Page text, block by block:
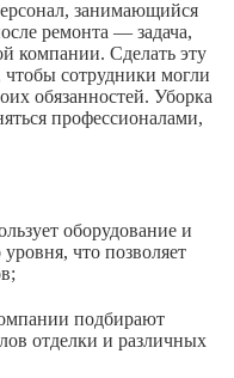
занимающийся
ремонта — задача,
компании. Сделать эту
сотрудники могли
обязанностей. Уборка
профессионалами,
оборудование и
что позволяет
подбирают
отделки и различных